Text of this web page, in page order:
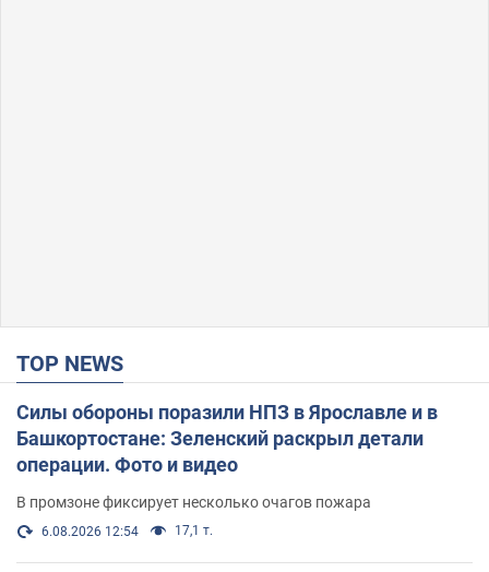
TOP NEWS
Силы обороны поразили НПЗ в Ярославле и в
Башкортостане: Зеленский раскрыл детали
операции. Фото и видео
В промзоне фиксирует несколько очагов пожара
6.08.2026 12:54 17,1 т.